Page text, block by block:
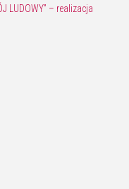
LUDOWY” – realizacja